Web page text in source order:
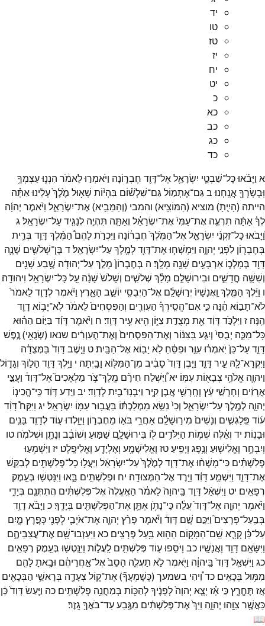
יד
טו
טז
יז
יח
יט
כ
כא
כב
כג
כד
א וַיָּבֹ֜אוּכָּל־שִׁבְטֵ֧י יִשְׂרָאֵ֛לאֶל־דָּוִ֖ד חֶבְר֑וֹנָה וַיֹּאמְר֣וּלֵאמֹ֔ר הִנְנ֛וּעַצְמְךָ֥
וּֽבְשָׂרְךָ֖אֲנָֽחְנוּ׃ בגַּם־אֶתְמ֣וֹלגַּם־שִׁלְשׁ֗וֹם בִּהְי֨וֹת שָׁא֥וּל מֶ֙לֶךְ֙עָלֵ֔ינוּאַתָּ֗ה
הייתה (הָיִ֛יתָ) מוציא(הַמּוֹצִ֥יא) והמבי (וְהַמֵּבִ֖יא)אֶת־יִשְׂרָאֵ֑ל וַיֹּ֨אמֶר יְהוָ֜ה
לְךָ֗אַתָּ֨ה תִרְעֶ֤ה אֶת־עַמִּי֙אֶת־יִשְׂרָאֵ֔ל וְאַתָּ֛ה תִּהְיֶ֥ה לְנָגִ֖ידעַל־יִשְׂרָאֵֽל׃ג
וַ֠יָּבֹאוּכָּל־זִקְנֵ֨י יִשְׂרָאֵ֤לאֶל־הַמֶּ֙לֶךְ֙ חֶבְר֔וֹנָה וַיִּכְרֹ֣תלָהֶם֩ הַמֶּ֨לֶךְדָּוִ֥ד בְּרִ֛ית
בְּחֶבְר֖וֹן לִפְנֵ֣י יְהוָ֑ה וַיִּמְשְׁח֧וּאֶת־דָּוִ֛דלְמֶ֖לֶךְעַל־יִשְׂרָאֵֽל׃ד בֶּן־שְׁלֹשִׁ֥ים שָׁנָ֛ה
דָּוִ֖ד בְּמָלְכ֑וֹ אַרְבָּעִ֥ים שָׁנָ֖ה מָלָֽךְ׃ ה בְּחֶבְרוֹן֙ מָלַ֣ךְעַל־יְהוּדָ֔ה שֶׁ֥בַע שָׁנִ֖ים
וְשִׁשָּׁ֣ה חֳדָשִׁ֑ים וּבִירוּשָׁלִַ֣ם מָלַ֗ךְ שְׁלֹשִׁ֤ים וְשָׁלֹשׁ֙ שָׁנָ֔ה עַ֥לכָּל־יִשְׂרָאֵ֖ל וִיהוּדָֽה׃
ו וַיֵּ֨לֶךְ הַמֶּ֤לֶךְ וַֽאֲנָשָׁיו֙ יְר֣וּשָׁלִַ֔ם אֶל־הַיְבֻסִ֖י יוֹשֵׁ֣ב הָאָ֑רֶץ וַיֹּ֨אמֶרלְדָוִ֤דלֵאמֹר֙
לֹא־תָב֣וֹא הֵ֔נָּה כִּ֣י אִם־הֱסִֽירְךָ֗ הַעִוְרִ֤ים וְהַפִּסְחִים֙לֵאמֹ֔רלֹֽא־יָב֥וֹאדָוִ֖ד
הֵֽנָּה׃ ז וַיִּלְכֹּ֣דדָּוִ֔דאֵ֖ת מְצֻדַ֣ת צִיּ֑וֹן הִ֖יאעִ֥ירדָּוִֽד׃ ח וַיֹּ֨אמֶרדָּוִ֜ד בַּיּ֣וֹם הַה֗וּא
כָּל־מַכֵּ֤ה יְבֻסִי֙ וְיִגַּ֣ע בַּצִּנּ֔וֹר וְאֶת־הַפִּסְחִים֙ וְאֶת־הַ֣עִוְרִ֔ים שנאו (שְׂנֻאֵ֖י) נֶ֣פֶשׁ
דָּוִ֑דעַל־כֵּן֙ יֹֽאמְר֔וּעִוֵּ֣ר וּפִסֵּ֔חַ לֹ֥א יָב֖וֹאאֶל־הַבָּֽיִת׃ט וַיֵּ֤שֶׁבדָּוִד֙ בַּמְּצֻדָ֔ה
וַיִּקְרָא־לָ֖הּ עִ֣ירדָּוִ֑ד וַיִּ֤בֶן דָּוִד֙ סָבִ֔יב מִן־הַמִּלּ֖וֹא וָבָֽיְתָה׃ י וַיֵּ֥לֶךְדָּוִ֖ד הָל֣וֹךְ וְגָד֑וֹל
וַיהוָ֛ה אֱלֹהֵ֥י צְבָא֖וֹתעִמּֽוֹ׃ יאוַ֠יִּשְׁלַח חִירָ֨ם מֶֽלֶךְ־צֹ֥ר מַלְאָכִים֮אֶל־דָּוִד֒ וַעֲצֵ֣י
אֲרָזִ֔ים וְחָרָשֵׁ֣י עֵ֔ץ וְחָֽרָשֵׁ֖י אֶ֣בֶן קִ֑יר וַיִּבְנֽוּ־בַ֖יִתלְדָוִֽד׃ יב וַיֵּ֣דַעדָּוִ֔דכִּֽי־הֱכִינ֧וֹ
יְהוָ֛ה לְמֶ֖לֶךְעַל־יִשְׂרָאֵ֑ל וְכִי֙ נִשֵּׂ֣א מַמְלַכְתּ֔וֹ בַּעֲב֖וּרעַמּ֥וֹ יִשְׂרָאֵֽל׃ יג וַיִּקַּח֩דָּוִ֨ד
ע֜וֹד פִּֽלַגְשִׁ֤ים וְנָשִׁים֙ מִיר֣וּשָׁלִַ֔ם אַחֲרֵ֖י בֹּא֣וֹ מֵחֶבְר֑וֹן וַיִּוָּ֥לְדוּע֛וֹדלְדָוִ֖ד בָּנִ֥ים
וּבָנֽוֹת׃ יד וְאֵ֗לֶּה שְׁמ֛וֹת הַיִּלֹּדִ֥ים ל֖וֹ בִּירוּשָׁלִָ֑ם שַׁמּ֣וּעַ וְשׁוֹבָ֔ב וְנָתָ֖ן וּשְׁלֹמֹֽה׃ טו
וְיִבְחָ֥ר וֶאֱלִישׁ֖וּעַ וְנֶ֥פֶג וְיָפִֽיעַ׃טז וֶאֱלִישָׁמָ֥ע וְאֶלְיָדָ֖ע וֶאֱלִיפָֽלֶט׃ יז וַיִּשְׁמְע֣וּ
פְלִשְׁתִּ֗ים כִּי־מָשְׁח֨וּאֶת־דָּוִ֤דלְמֶ֙לֶךְ֙עַל־יִשְׂרָאֵ֔ל וַיַּעֲל֥וּכָל־פְּלִשְׁתִּ֖ים לְבַקֵּ֣שׁ
אֶת־דָּוִ֑ד וַיִּשְׁמַ֣עדָּוִ֔ד וַיֵּ֖רֶדאֶל־הַמְּצוּדָֽה׃ יח וּפְלִשְׁתִּ֖ים בָּ֑אוּ וַיִּנָּטְשׁ֖וּ בְּעֵ֥מֶק
רְפָאִֽים׃ יט וַיִּשְׁאַ֨לדָּוִ֤ד בַּֽיהוָה֙לֵאמֹ֔ר הַאֶֽעֱלֶה֙אֶל־פְּלִשְׁתִּ֔ים הֲתִתְּנֵ֖ם בְּיָדִ֑י
וַיֹּ֨אמֶר יְהוָ֤ה אֶל־דָּוִד֙עֲלֵ֔ה כִּֽי־נָתֹ֥ן אֶתֵּ֛ן אֶת־הַפְּלִשְׁתִּ֖ים בְּיָדֶֽךָ׃כ וַיָּבֹ֨אדָוִ֥ד
בְּבַֽעַל־פְּרָצִים֮ וַיַּכֵּ֣ם שָׁ֣ם דָּוִד֒ וַיֹּ֕אמֶר פָּרַ֨ץ יְהוָ֧ה אֶת־אֹיְבַ֛י לְפָנַ֖י כְּפֶ֣רֶץ מָ֑יִם
עַל־כֵּ֗ן קָרָ֛א שֵֽׁם־הַמָּק֥וֹם הַה֖וּא בַּ֥עַל פְּרָצִֽים׃ כא וַיַּעַזְבוּ־שָׁ֖ם אֶת־עֲצַבֵּיהֶ֑ם
וַיִּשָּׂאֵ֥ם דָּוִ֖ד וַאֲנָשָֽׁיו׃ כב וַיֹּסִ֥פוּע֛וֹד פְּלִשְׁתִּ֖ים לַֽעֲל֑וֹת וַיִּנָּֽטְשׁ֖וּ בְּעֵ֥מֶק רְפָאִֽים׃
כג וַיִּשְׁאַ֤לדָּוִד֙ בַּֽיהוָ֔ה וַיֹּ֖אמֶרלֹ֣א תַעֲלֶ֑ה הָסֵב֙אֶל־אַ֣חֲרֵיהֶ֔ם וּבָ֥אתָלָהֶ֖ם
מִמּ֥וּל בְּכָאִֽים׃ כדוִ֠יהִי בשמעך(כְּֽשָׁמְעֲךָ֞)אֶת־ק֧וֹל צְעָדָ֛ה בְּרָאשֵׁ֥י הַבְּכָאִ֖ים
אָ֣ז תֶּחֱרָ֑ץכִּ֣י אָ֗ז יָצָ֤א יְהוָה֙לְפָנֶ֔יךָלְהַכּ֖וֹת בְּמַחֲנֵ֥ה פְלִשְׁתִּֽים׃ כה וַיַּ֤עַשׂדָּוִד֙כֵּ֔ן
כַּאֲשֶׁ֥ר צִוָּ֖הוּ יְהוָ֑ה וַיַּךְ֙אֶת־פְּלִשְׁתִּ֔ים מִגֶּ֖בַעעַד־בֹּאֲךָ֥גָֽזֶר׃
📖